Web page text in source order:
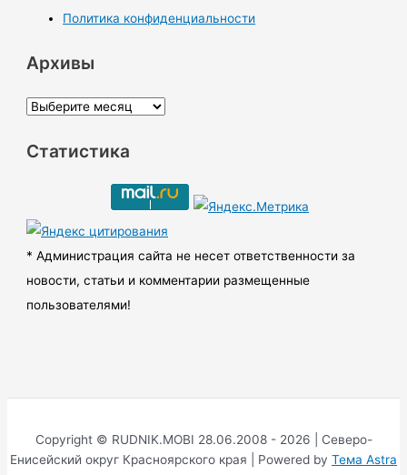
Политика конфиденциальности
Архивы
А
х
ы
Статистика
* Администрация сайта не несет ответственности за
новости, статьи и комментарии размещенные
пользователями!
Copyright © RUDNIK.MOBI 28.06.2008 - 2026 | Северо-
Енисейский округ Красноярского края | Powered by Тема Astra